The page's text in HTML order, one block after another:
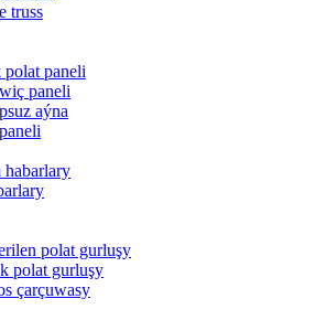
truss
polat paneli
paneli
aýna
polat gurluşy
polat gurluşy
çarçuwasy